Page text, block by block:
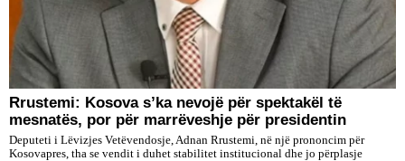
Rrustemi: Kosova s’ka nevojë për spektakël të
mesnatës, por për marrëveshje për presidentin
Deputeti i Lëvizjes Vetëvendosje, Adnan Rrustemi, në një prononcim për
Kosovapres, tha se vendit i duhet stabilitet institucional dhe jo përplasje